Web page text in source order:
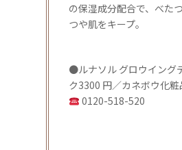
の保湿成分配合で、べた
つや肌をキープ。
●ルナソル グロウイング
ク3300 円／カネボウ化
0120-518-520